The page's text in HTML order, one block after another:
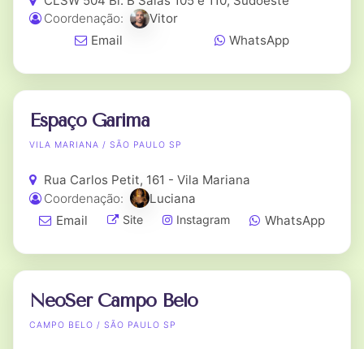
Coordenação:
Vitor
Email
WhatsApp
Espaço Garima
VILA MARIANA / SÃO PAULO SP
Rua Carlos Petit, 161 - Vila Mariana
Coordenação:
Luciana
Email
Site Instagram WhatsApp
NeoSer Campo Belo
CAMPO BELO / SÃO PAULO SP